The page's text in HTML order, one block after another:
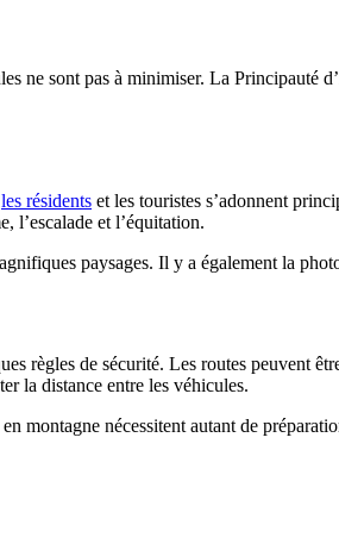
ne sont pas à minimiser. La Principauté
les résidents et les touristes s’adonnent
l’escalade et l’équitation.
paysages. Il y a également la
règles de sécurité. Les routes peuvent
la distance entre les véhicules.
montagne nécessitent autant de